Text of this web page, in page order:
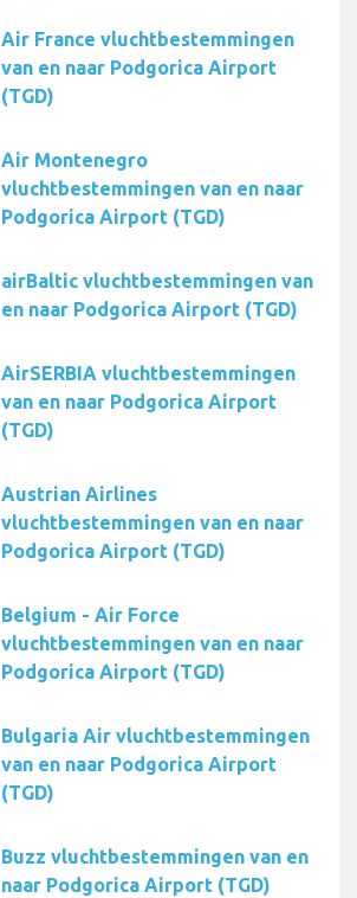
Air France vluchtbestemmingen
van en naar Podgorica Airport
(TGD)
Air Montenegro
vluchtbestemmingen van en naar
Podgorica Airport (TGD)
airBaltic vluchtbestemmingen van
en naar Podgorica Airport (TGD)
AirSERBIA vluchtbestemmingen
van en naar Podgorica Airport
(TGD)
Austrian Airlines
vluchtbestemmingen van en naar
Podgorica Airport (TGD)
Belgium - Air Force
vluchtbestemmingen van en naar
Podgorica Airport (TGD)
Bulgaria Air vluchtbestemmingen
van en naar Podgorica Airport
(TGD)
Buzz vluchtbestemmingen van en
naar Podgorica Airport (TGD)